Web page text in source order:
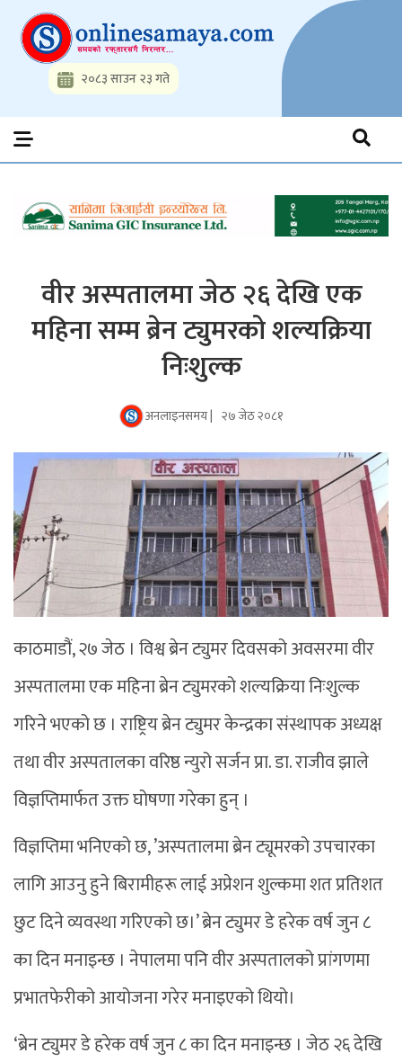
content
Onlinesamaya.com
Nepal News Portal, Business, Hot News, Interview, Opinions,
Politics, Science, Technology, Social, Media, Sports, Youth, Model
Watch, Movies
२०८३ साउन २३ गते
वीर अस्पतालमा जेठ २६ देखि एक
महिना सम्म ब्रेन ट्युमरको शल्यक्रिया
निःशुल्क
अनलाइनसमय | २७ जेठ २०८१
काठमाडौं, २७ जेठ । विश्व ब्रेन ट्युमर दिवसको अवसरमा वीर
अस्पतालमा एक महिना ब्रेन ट्युमरको शल्यक्रिया निःशुल्क
गरिने भएको छ । राष्ट्रिय ब्रेन ट्युमर केन्द्रका संस्थापक अध्यक्ष
तथा वीर अस्पतालका वरिष्ठ न्युरो सर्जन प्रा. डा. राजीव झाले
विज्ञप्तिमार्फत उक्त घोषणा गरेका हुन् ।
विज्ञप्तिमा भनिएको छ, ’अस्पतालमा ब्रेन ट्यूमरको उपचारका
लागि आउनु हुने बिरामीहरू लाई अप्रेशन शुल्कमा शत प्रतिशत
छुट दिने व्यवस्था गरिएको छ।’ ब्रेन ट्युमर डे हरेक वर्ष जुन ८
का दिन मनाइन्छ । नेपालमा पनि वीर अस्पतालको प्रांगणमा
प्रभातफेरीको आयोजना गरेर मनाइएको थियो।
‘ब्रेन ट्युमर डे हरेक वर्ष जुन ८ का दिन मनाइन्छ । जेठ २६ देखि